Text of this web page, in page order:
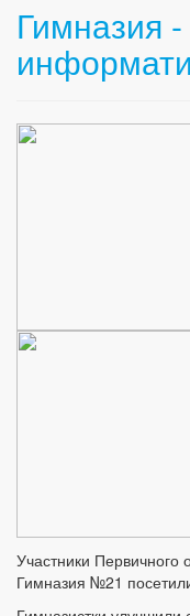
Гимназия -
Участники
Гимназия №21